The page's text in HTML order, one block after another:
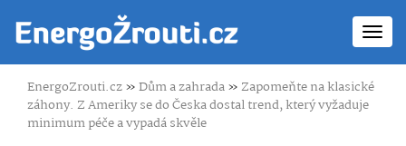
EnergoZrouti.cz»Dům a zahrada»Zapomeňte na klasické
záhony. Z Ameriky se do Česka dostal trend, který vyžaduje
minimum péče a vypadá skvěle